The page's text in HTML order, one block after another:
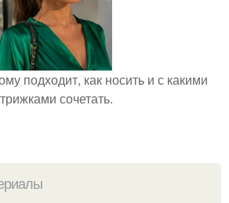
подходит, как носить и с какими
сочетать.